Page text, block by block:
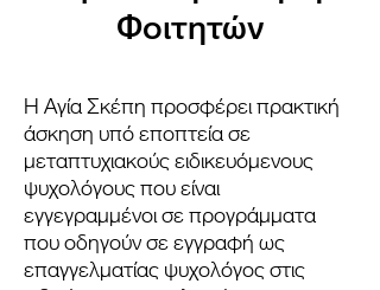
Φοιτητών
Η Αγία Σκέπη προσφέρει πρακτική
άσκηση υπό εποπτεία σε
μεταπτυχιακούς ειδικευόμενους
ψυχολόγους που είναι
εγγεγραμμένοι σε προγράμματα
που οδηγούν σε εγγραφή ως
επαγγελματίας ψυχολόγος στις